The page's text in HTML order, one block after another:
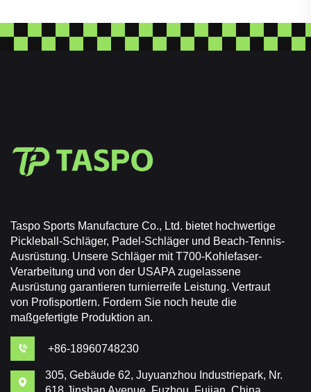
Taspo Sports Manufacture Co., Ltd. bietet hochwertige
Pickleball-Schläger, Padel-Schläger und Beach-Tennis-
Ausrüstung. Unsere Schläger mit T700-Kohlefaser-
Verarbeitung und von der USAPA zugelassene
Ausrüstung garantieren turnierreife Leistung. Vertraut
von Profisportlern. Fordern Sie noch heute die
maßgefertigte Produktion an.
+86-18960748230
305, Gebäude 62, Juyuanzhou Industriepark, Nr.